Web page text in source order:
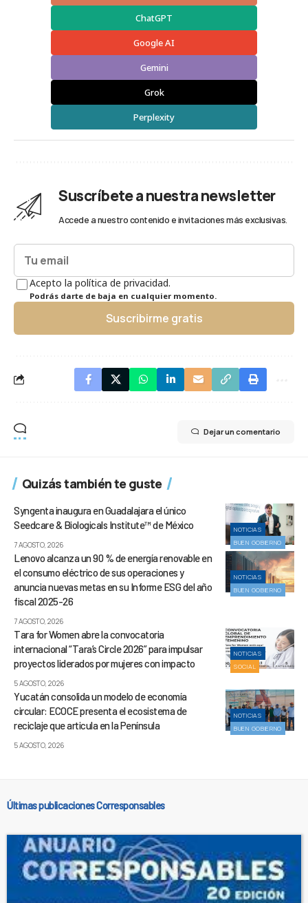
ChatGPT
Google AI
Gemini
Grok
Perplexity
Suscríbete a nuestra newsletter
Accede a nuestro contenido e invitaciones más exclusivas.
Acepto la política de privacidad.
Podrás darte de baja en cualquier momento.
Suscribirme gratis
Dejar un comentario
Quizás también te guste
NOTICIAS
BUEN GOBIERNO
Syngenta inaugura en Guadalajara el único
Seedcare & Biologicals Institute™ de México
7 AGOSTO, 2026
NOTICIAS
BUEN GOBIERNO
Lenovo alcanza un 90 % de energía renovable en
el consumo eléctrico de sus operaciones y
anuncia nuevas metas en su Informe ESG del año
fiscal 2025-26
7 AGOSTO, 2026
NOTICIAS
SOCIAL
Tara for Women abre la convocatoria
internacional “Tara’s Circle 2026” para impulsar
proyectos liderados por mujeres con impacto
5 AGOSTO, 2026
NOTICIAS
BUEN GOBIERNO
Yucatán consolida un modelo de economía
circular: ECOCE presenta el ecosistema de
reciclaje que articula en la Península
5 AGOSTO, 2026
Últimas publicaciones Corresponsables